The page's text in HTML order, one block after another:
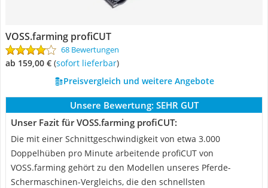
VOSS.farming profiCUT
68 Bewertungen
ab 159,00 € ( Sofort lieferbar)
Preisvergleich und weitere Angebote
Unsere Bewertung: SEHR GUT
Unser Fazit für VOSS.farming profiCUT:
Die mit einer Schnittgeschwindigkeit von etwa 3.000
Doppelhüben pro Minute arbeitende profiCUT von
VOSS.farming gehört zu den Modellen unseres Pferde-
Schermaschinen-Vergleichs, die den schnellsten